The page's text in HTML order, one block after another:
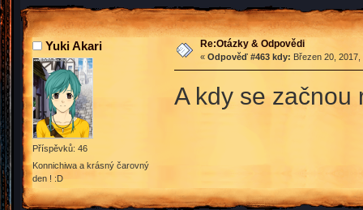
Yuki Akari
Příspěvků: 46
Konnichiwa a krásný čarovný
den ! :D
Re:Otázky & Odpovědi
« Odpověď #463 kdy: Březen 20,
A kdy se začnou